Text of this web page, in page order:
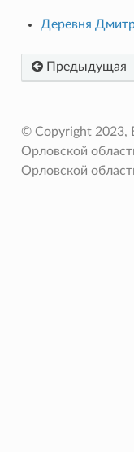
Деревня
Предыдущая
© Copyright 2023,
Орловской
Орловской